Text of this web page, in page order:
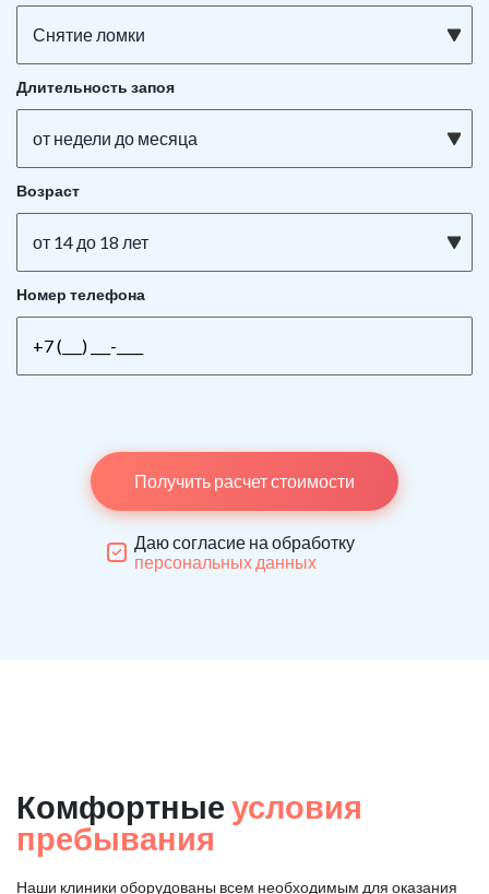
Снятие ломки
Длительность запоя
от недели до месяца
Возраст
от 14 до 18 лет
Номер телефона
Получить расчет стоимости
Даю согласие на обработку
персональных данных
Комфортные условия
пребывания
Наши клиники оборудованы всем необходимым для оказания